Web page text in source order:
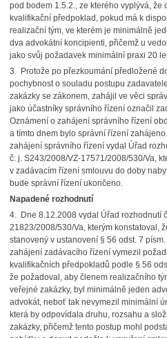
pod bodem 1.5.2., ze kterého vyplývá,
kvalifikační předpoklad, pokud má k
realizační tým, ve kterém je minimálně
dva advokátní koncipienti, přičemž u
jako svůj požadavek minimální praxi 20
3. Protože po přezkoumání předložené
pochybnost o souladu postupu
zakázky se zákonem, zahájil ve věci
jako účastníky správního řízení označil
Oznámení o zahájení správního řízení
a tímto dnem bylo správní řízení
zahájení správního řízení vydal Úřad
č. j. S243/2008/VZ-17571/2008/530/Va,
v zadávacím řízení smlouvu do doby
bude správní řízení ukončeno.
Napadené rozhodnutí
4. Dne 8.12.2008 vydal Úřad rozhodnutí
21823/2008/530/Va, kterým konstatoval,
stanovený v ustanovení § 56 odst. 7
zahájení zadávacího řízení vymezil
kvalifikačních předpokladů podle § 56
že požadoval, aby členem realizačního
veřejné zakázky, byl minimálně jeden
advokát, neboť tak nevymezil minimální
která by odpovídala druhu, rozsahu a
zakázky, přičemž tento postup mohl